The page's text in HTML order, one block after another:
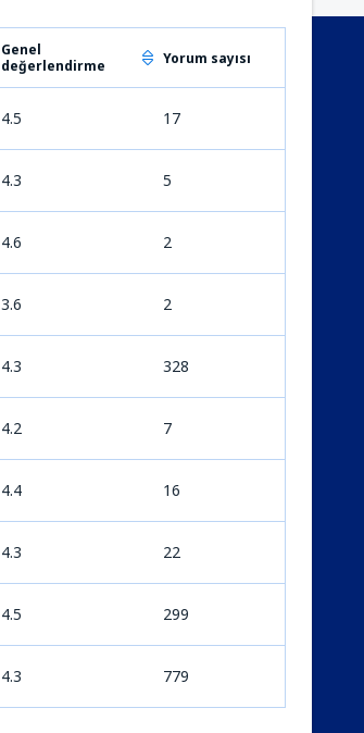
Genel
değerlendirme
Yorum sayısı
4.5 17
4.3 5
4.6 2
3.6 2
4.3 328
4.2 7
4.4 16
4.3 22
4.5 299
4.3 779